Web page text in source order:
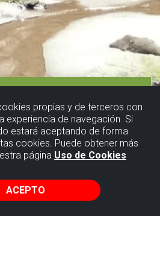
propias y de terceros con
experiencia de navegación. Si
estará aceptando de forma
cookies. Puede obtener más
página Uso de Cookies
ACEPTO